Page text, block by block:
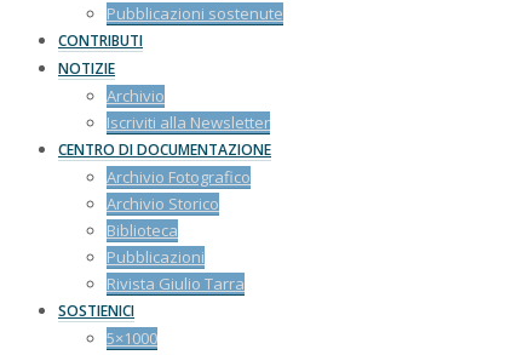
Pubblicazioni sostenute
CONTRIBUTI
NOTIZIE
Archivio
Iscriviti alla Newsletter
CENTRO DI DOCUMENTAZIONE
Archivio Fotografico
Archivio Storico
Biblioteca
Pubblicazioni
Rivista Giulio Tarra
SOSTIENICI
5×1000